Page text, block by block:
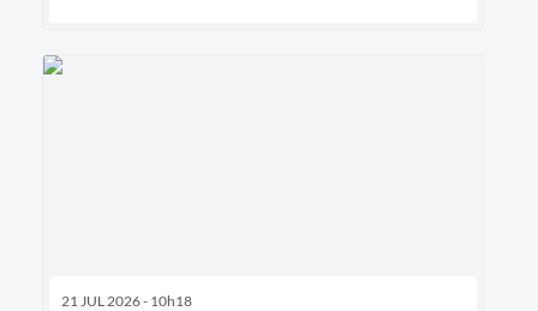
21 JUL 2026 - 10h18